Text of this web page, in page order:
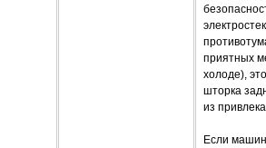
приятных
холоде),
шторка
из
Если